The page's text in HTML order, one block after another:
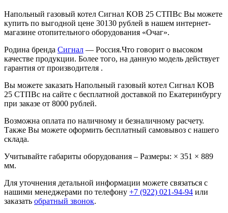
Напольный газовый котел Сигнал КОВ 25 СТПВс Вы можете
купить по выгодной цене 30130 рублей в нашем интернет-
магазине отопительного оборудования «Очаг».
Родина бренда Сигнал — Россия.Что говорит о высоком
качестве продукции. Более того, на данную модель действует
гарантия от производителя .
Вы можете заказать Напольный газовый котел Сигнал КОВ
25 СТПВс на сайте с бесплатной доставкой по Екатеринбургу
при заказе от 8000 рублей.
Возможна оплата по наличному и безналичному расчету.
Также Вы можете оформить бесплатный самовывоз с нашего
склада.
Учитывайте габариты оборудования – Размеры: × 351 × 889
мм.
Для уточнения детальной информации можете связаться с
нашими менеджерами по телефону +7 (922) 021-94-94 или
заказать обратный звонок.